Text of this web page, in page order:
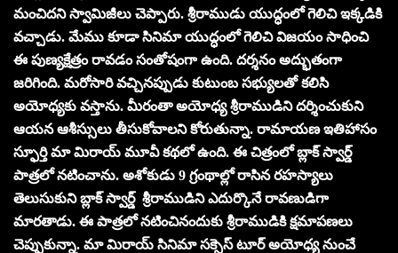
మంచిదని స్వామిజీలు చెప్పారు. శ్రీరాముడు యుద్ధంలో గెలిచి ఇక్కడికి
వచ్చాడు. మేము కూడా సినిమా యుద్ధంలో గెలిచి విజయం సాధించి
ఈ పుణ్యక్షేత్రం రావడం సంతోషంగా ఉంది. దర్శనం అద్భుతంగా
జరిగింది. మరోసారి వచ్చినప్పుడు కుటుంబ సభ్యులతో కలిసి
అయోధ్యకు వస్తాను. మీరంతా అయోధ్య శ్రీరాముడిని దర్శించుకుని
ఆయన ఆశీస్సులు తీసుకోవాలని కోరుతున్నా. రామాయణ ఇతిహాసం
స్ఫూర్తి మా మిరాయ్ మూవీ కథలో ఉంది. ఈ చిత్రంలో బ్లాక్ స్వార్డ్
పాత్రలో నటించాను. అశోకుడు 9 గ్రంథాల్లో రాసిన రహస్యాలు
తెలుసుకుని బ్లాక్ స్వార్డ్ శ్రీరాముడిని ఎదుర్కొనే రావణుడిగా
మారతాడు. ఈ పాత్రలో నటించినందుకు శ్రీరాముడికి క్షమాపణలు
చెప్పుకున్నా. మా మిరాయ్ సినిమా సక్సెస్ టూర్ అయోధ్య నుంచే